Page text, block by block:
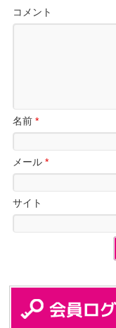
コメント
名前*
メール*
サイト